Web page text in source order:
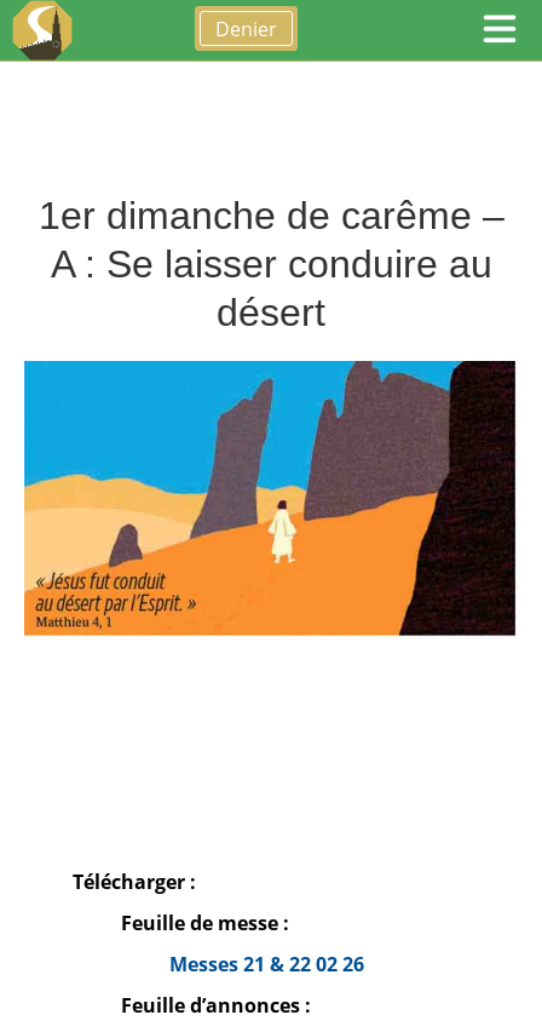
Denier
1er dimanche de carême –
A : Se laisser conduire au
désert
Télécharger :
Feuille de messe :
Messes 21 & 22 02 26
Feuille d’annonces :